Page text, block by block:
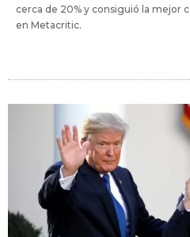
cerca de 20% y consiguió la mejor
en Metacritic.